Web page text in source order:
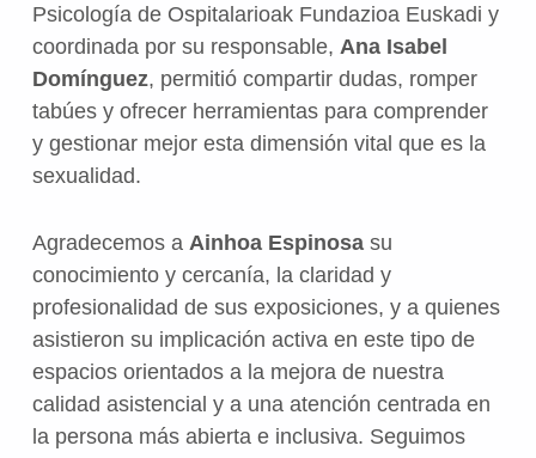
Psicología de Ospitalarioak Fundazioa Euskadi y
coordinada por su responsable, Ana Isabel
Domínguez, permitió compartir dudas, romper
tabúes y ofrecer herramientas para comprender
y gestionar mejor esta dimensión vital que es la
sexualidad.
Agradecemos a Ainhoa Espinosasu
conocimiento y cercanía, la claridad y
profesionalidad de sus exposiciones, y a quienes
asistieron su implicación activa en este tipo de
espacios orientados a la mejora de nuestra
calidad asistencial y a una atención centrada en
la persona más abierta e inclusiva. Seguimos